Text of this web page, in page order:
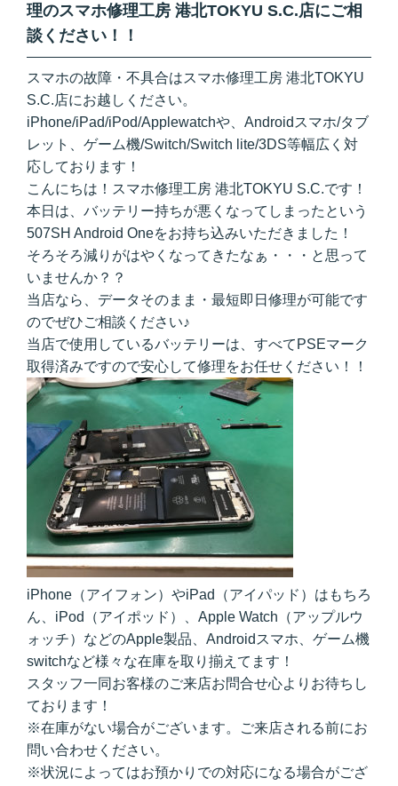
理のスマホ修理工房 港北TOKYU S.C.店にご相
談ください！！
スマホの故障・不具合はスマホ修理工房 港北TOKYU
S.C.店にお越しください。
iPhone/iPad/iPod/Applewatchや、Androidスマホ/タブ
レット、ゲーム機/Switch/Switch lite/3DS等幅広く対
応しております！
こんにちは！スマホ修理工房 港北TOKYU S.C.です！
本日は、バッテリー持ちが悪くなってしまったという
507SH Android Oneをお持ち込みいただきました！
そろそろ減りがはやくなってきたなぁ・・・と思って
いませんか？？
当店なら、データそのまま・最短即日修理が可能です
のでぜひご相談ください♪
当店で使用しているバッテリーは、すべてPSEマーク
取得済みですので安心して修理をお任せください！！
iPhone（アイフォン）やiPad（アイパッド）はもちろ
ん、 iPod（アイポッド）、Apple Watch（アップルウ
ォッチ）などのApple製品、 Androidスマホ、ゲーム機
switchなど様々な在庫を取り揃えてます！
スタッフ一同お客様のご来店お問合せ心よりお待ちし
ております！
※在庫がない場合がございます。ご来店される前にお
問い合わせください。
※状況によってはお預かりでの対応になる場合がござ